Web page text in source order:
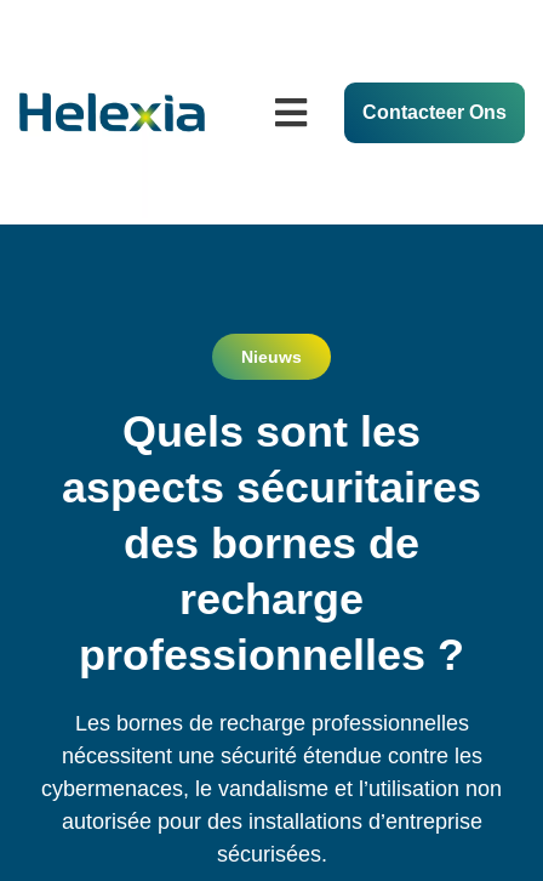
Contacteer Ons
Nieuws
Quels sont les
aspects sécuritaires
des bornes de
recharge
professionnelles ?
Les bornes de recharge professionnelles
nécessitent une sécurité étendue contre les
cybermenaces, le vandalisme et l’utilisation non
autorisée pour des installations d’entreprise
sécurisées.